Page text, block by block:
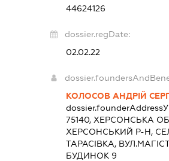
44624126
dossier.regDate:
02.02.22
КОЛОСОВ АНДРІЙ
dossier.founderAddress
75140, ХЕРСОНСЬКА
ХЕРСОНСЬКИЙ Р-Н,
ТАРАСІВКА,
БУДИНОК 9